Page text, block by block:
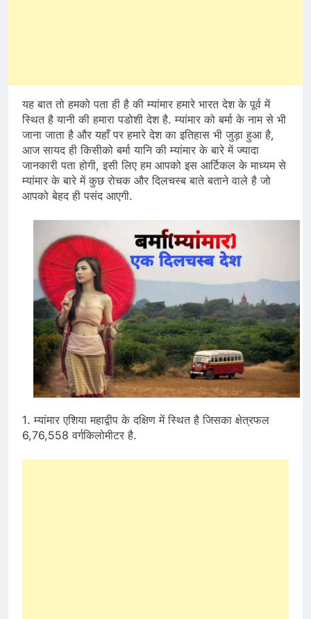
यह बात तो हमको पता ही है की म्यांमार हमारे भारत देश के पूर्व में
स्थित है यानी की हमारा पडोशी देश है. म्यांमार को बर्मा के नाम से भी
जाना जाता है और यहाँ पर हमारे देश का इतिहास भी जुड़ा हुआ है,
आज सायद ही किसीको बर्मा यानि की म्यांमार के बारे में ज्यादा
जानकारी पता होगी, इसी लिए हम आपको इस आर्टिकल के माध्यम से
म्यांमार के बारे में कुछ रोचक और दिलचस्ब बाते बताने वाले है जो
आपको बेहद ही पसंद आएगी.
1. म्यांमार एशिया महाद्वीप के दक्षिण में स्थित है जिसका क्षेत्रफल
6,76,558 वर्गकिलोमीटर है.